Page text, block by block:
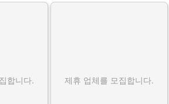
합니다. 제휴 업체를 모집합니다.